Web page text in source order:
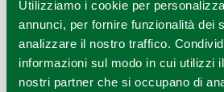
Utilizziamo i cookie per
annunci, per fornire funzionalità dei
analizzare il nostro traffico.
informazioni sul modo in cui utilizzi
nostri partner che si occupano di